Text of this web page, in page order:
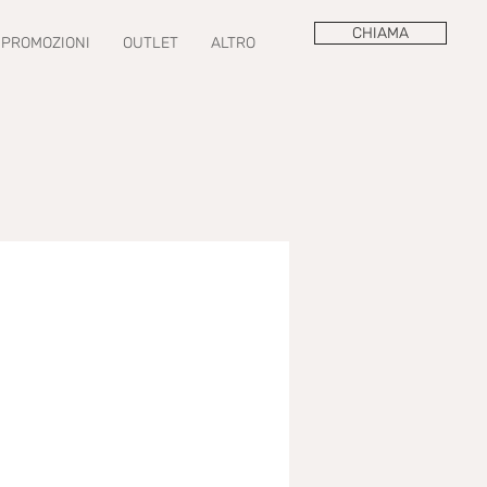
PROMOZIONI OUTLET ALTRO
CHIAMA